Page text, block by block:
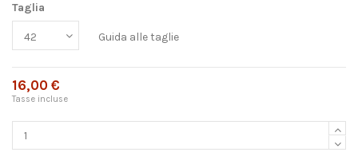
Taglia
Guida alle taglie
16,00 €
Tasse incluse